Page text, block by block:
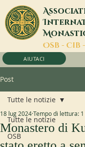
A
I
M
OSB - CIB -
AIUTACI
Post
Tutte le notizie
OSB
Tutte le notizie
Monastero di
18 lug 2024Tempo di lettura: